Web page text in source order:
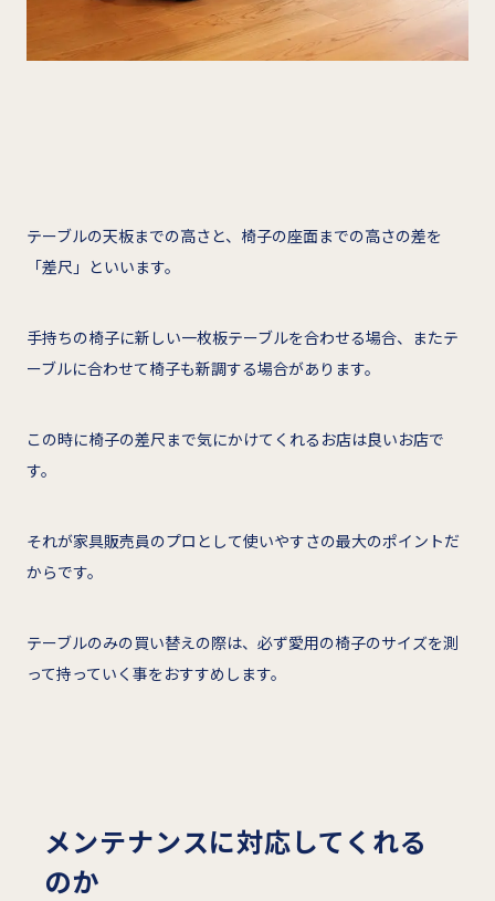
テーブルの天板までの高さと、椅子の座面までの高さの差を
「差尺」といいます。
手持ちの椅子に新しい一枚板テーブルを合わせる場合、またテ
ーブルに合わせて椅子も新調する場合があります。
この時に椅子の差尺まで気にかけてくれるお店は良いお店で
す。
それが家具販売員のプロとして使いやすさの最大のポイントだ
からです。
テーブルのみの買い替えの際は、必ず愛用の椅子のサイズを測
って持っていく事をおすすめします。
メンテナンスに対応してくれる
のか